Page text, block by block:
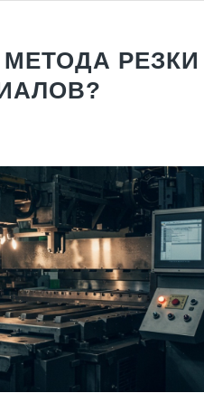
РЕЗКИ